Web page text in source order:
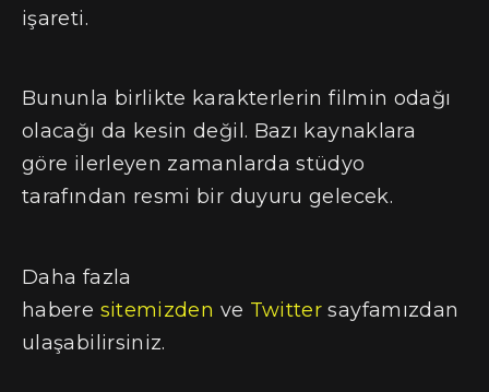
işareti.
Bununla birlikte karakterlerin filmin odağı
olacağı da kesin değil. Bazı kaynaklara
göre ilerleyen zamanlarda stüdyo
tarafından resmi bir duyuru gelecek.
Daha fazla
habere sitemizden ve Twitter sayfamızdan
ulaşabilirsiniz.